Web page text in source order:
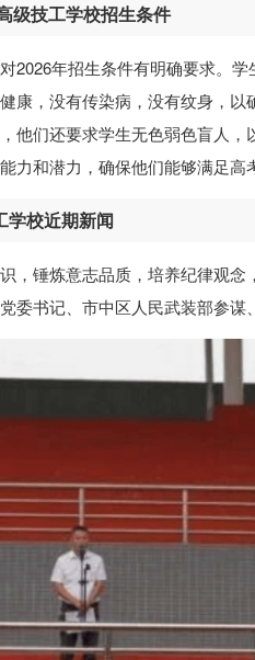
级技工学校招生条件
2026年招生条件有明确要求。
康，没有传染病，没有纹身，
他们还要求学生无色弱色盲人
力和潜力，确保他们能够满足高
学校近期新闻
，锤炼意志品质，培养纪律观
委书记、市中区人民武装部参谋